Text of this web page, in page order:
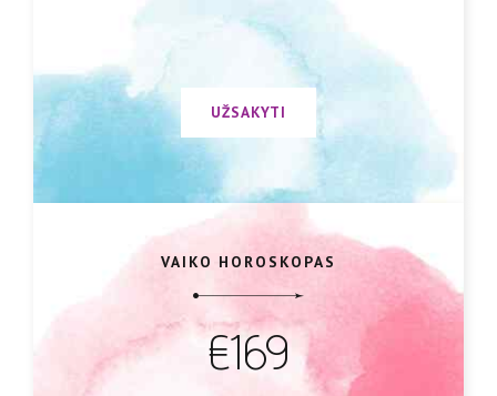
UŽSAKYTI
VAIKO HOROSKOPAS
€169